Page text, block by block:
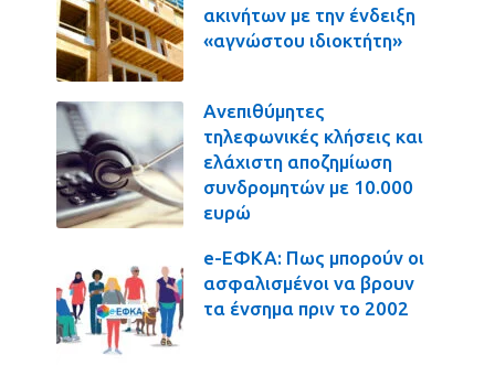
ακινήτων με την ένδειξη
«αγνώστου ιδιοκτήτη»
Ανεπιθύμητες
τηλεφωνικές κλήσεις και
ελάχιστη αποζημίωση
συνδρομητών με 10.000
ευρώ
e-ΕΦΚΑ: Πως μπορούν οι
ασφαλισμένοι να βρουν
τα ένσημα πριν το 2002